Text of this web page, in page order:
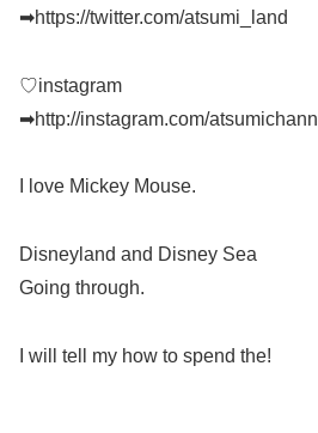
➡https://twitter.com/atsumi_land
♡instagram
➡http://instagram.com/atsumichann
I love Mickey Mouse.
Disneyland and Disney Sea
Going through.
I will tell my how to spend the!